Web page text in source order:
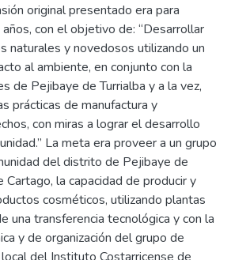
original presentado era para
con el objetivo de: “Desarrollar
naturales y novedosos utilizando un
al ambiente, en conjunto con la
de Pejibaye de Turrialba y a la vez,
prácticas de manufactura y
con miras a lograr el desarrollo
La meta era proveer a un grupo
del distrito de Pejibaye de
Cartago, la capacidad de producir y
cosméticos, utilizando plantas
una transferencia tecnológica y con la
y de organización del grupo de